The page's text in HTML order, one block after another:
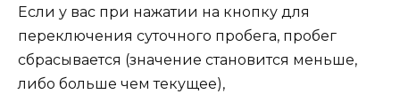
Если у вас при нажатии на кнопку для
переключения суточного пробега, пробег
сбрасывается (значение становится меньше,
либо больше чем текущее),